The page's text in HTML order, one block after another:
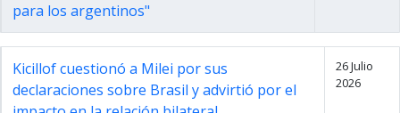
para los argentinos"
Kicillof cuestionó a Milei por sus
declaraciones sobre Brasil y advirtió por el
26 Julio
2026